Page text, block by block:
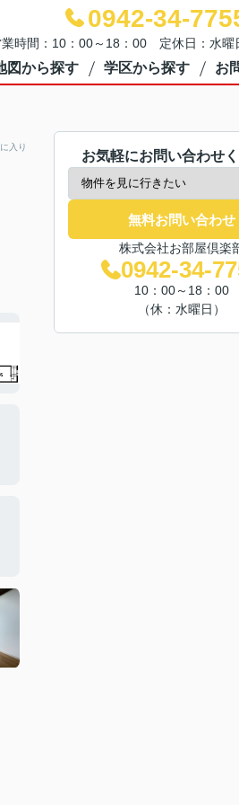
0942-34-
時間：10：00～18：00 定休日：水曜
図から探す 学区から探す お
入り
お気軽にお問い合わせ
無料お問い合わせ
株式会社お部屋倶楽
0942-34-
10：00～18：00
（休：水曜日）